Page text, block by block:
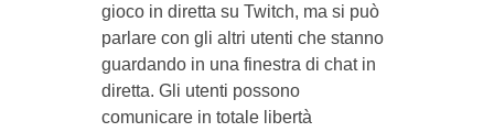
gioco in diretta su Twitch, ma si può
parlare con gli altri utenti che stanno
guardando in una finestra di chat in
diretta. Gli utenti possono
comunicare in totale libertà